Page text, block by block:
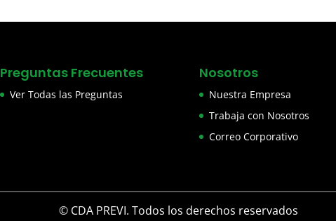
Preguntas Frecuentes
Ver Todas las Preguntas
Nosotros
Nuestra Empresa
Trabaja con Nosotros
Correo Corporativo
© CDA PREVI. Todos los derechos reservados